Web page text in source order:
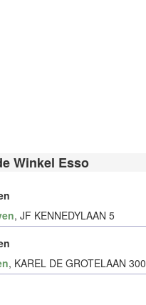
Winkel Esso
, JF KENNEDYLAAN 5
, KAREL DE GROTELAAN 300